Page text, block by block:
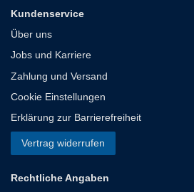
Kundenservice
Über uns
Jobs und Karriere
Zahlung und Versand
Cookie Einstellungen
Erklärung zur Barrierefreiheit
Vertrag widerrufen
Rechtliche Angaben